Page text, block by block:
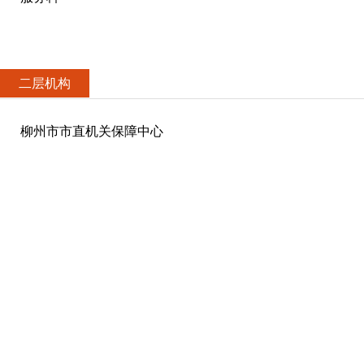
二层机构
柳州市市直机关保障中心